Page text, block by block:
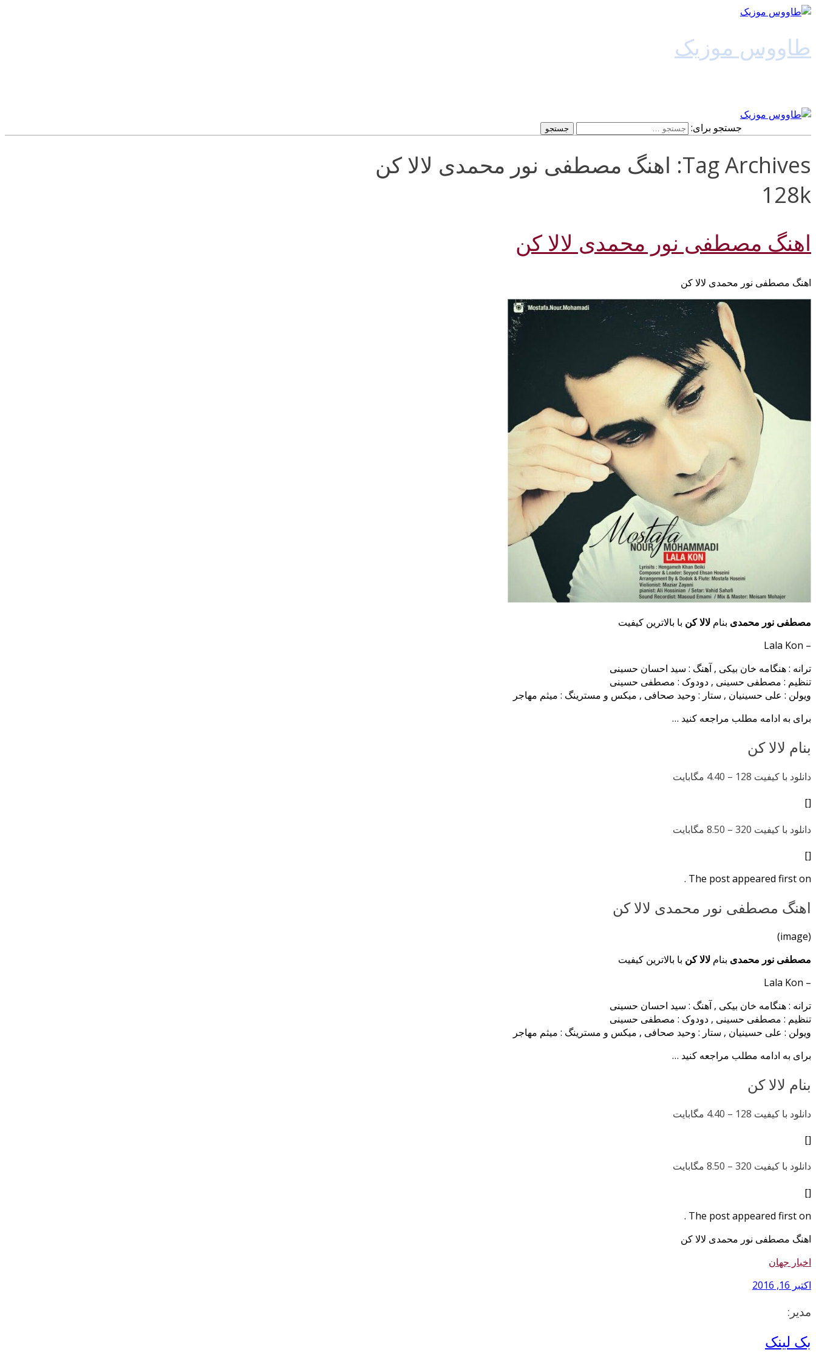
طاووس موزیک
جستجو برای:
Tag Archives: اهنگ مصطفی نور محمدی لالا کن
128k
اهنگ مصطفی نور محمدی لالا کن
اهنگ مصطفی نور محمدی لالا کن
مصطفی نور محمدی بنام لالا کن با بالاترین کیفیت
– Lala Kon
ترانه : هنگامه خان بیکی , آهنگ : سید احسان حسینی
تنظیم : مصطفی حسینی , دودوک : مصطفی حسینی
ویولن : علی حسینیان , ستار : وحید صحافی , میکس و مسترینگ : میثم مهاجر
برای به ادامه مطلب مراجعه کنید …
بنام لالا کن
دانلود با کیفیت 128 –
4.40 مگابایت
[]
دانلود با کیفیت 320 –
8.50 مگابایت
[]
The post appeared first on .
اهنگ مصطفی نور محمدی لالا کن
(image)
مصطفی نور محمدی بنام لالا کن با بالاترین کیفیت
– Lala Kon
ترانه : هنگامه خان بیکی , آهنگ : سید احسان حسینی
تنظیم : مصطفی حسینی , دودوک : مصطفی حسینی
ویولن : علی حسینیان , ستار : وحید صحافی , میکس و مسترینگ : میثم مهاجر
برای به ادامه مطلب مراجعه کنید …
بنام لالا کن
دانلود با کیفیت 128 –
4.40 مگابایت
[]
دانلود با کیفیت 320 –
8.50 مگابایت
[]
The post appeared first on .
اهنگ مصطفی نور محمدی لالا کن
اخبار جهان
اکتبر 16, 2016
مدیر:
بک لینک